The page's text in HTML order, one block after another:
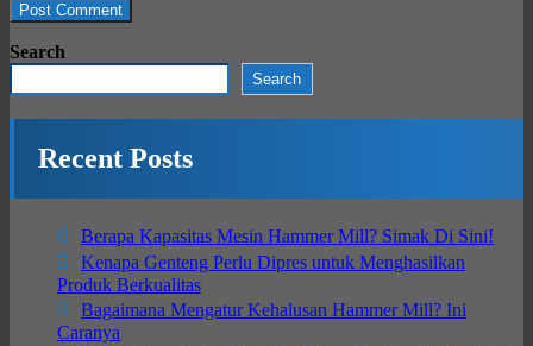
Search
Search
Recent Posts
Berapa Kapasitas Mesin Hammer Mill? Simak Di Sini!
Kenapa Genteng Perlu Dipres untuk Menghasilkan
Produk Berkualitas
Bagaimana Mengatur Kehalusan Hammer Mill? Ini
Caranya